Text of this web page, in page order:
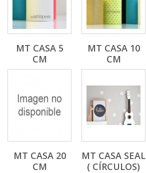
MT CASA 5
CM
MT CASA 10
CM
MT CASA 20
CM
MT CASA SEAL
( CÍRCULOS)